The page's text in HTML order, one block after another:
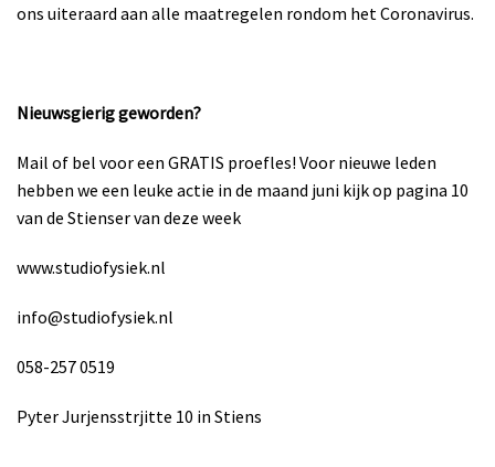
ons uiteraard aan alle maatregelen rondom het Coronavirus.
Nieuwsgierig geworden?
Mail of bel voor een GRATIS proefles! Voor nieuwe leden
hebben we een leuke actie in de maand juni kijk op pagina 10
van de Stienser van deze week
www.studiofysiek.nl
info@studiofysiek.nl
058-257 0519
Pyter Jurjensstrjitte 10 in Stiens